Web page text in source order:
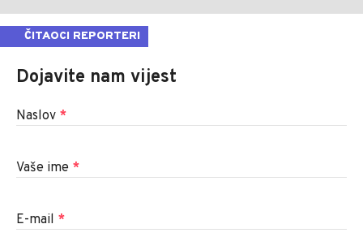
ČITAOCI REPORTERI
Dojavite nam vijest
Naslov *
Vaše ime *
E-mail *